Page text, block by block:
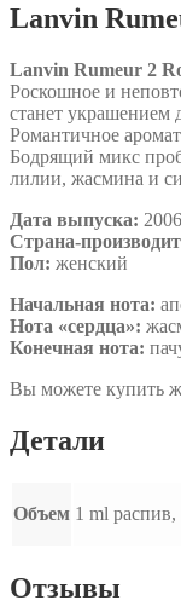
Lanvin
Lanvin Rumeur 2
Роскошное и
станет украшением
Романтичное
Бодрящий микс
лилии, жасмина и
Дата выпуска: 2006
Страна-
Пол: женский
Начальная нота:
Нота «сердца»:
Конечная нота:
Вы можете купить
Детали
Объем 1 ml
Отзывы